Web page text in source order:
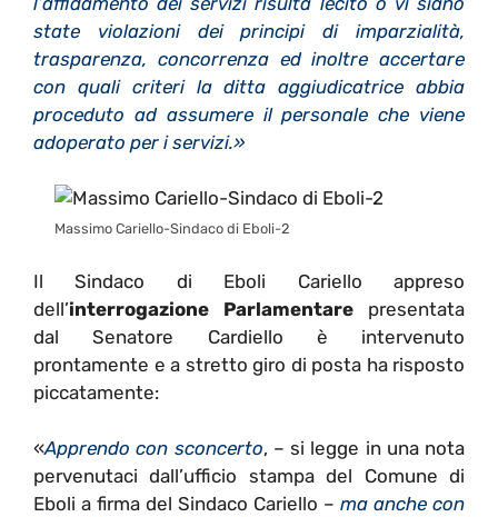
state violazioni dei principi di imparzialità,
trasparenza, concorrenza ed inoltre accertare
con quali criteri la ditta aggiudicatrice abbia
proceduto ad assumere il personale che viene
adoperato per i servizi.»
Massimo Cariello-Sindaco di Eboli-2
Il Sindaco di Eboli Cariello appreso
dell’interrogazione Parlamentare presentata
dal Senatore Cardiello è intervenuto
prontamente e a stretto giro di posta ha risposto
piccatamente:
«Apprendo con sconcerto, – si legge in una nota
pervenutaci dall’ufficio stampa del Comune di
Eboli a firma del Sindaco Cariello – ma anche con